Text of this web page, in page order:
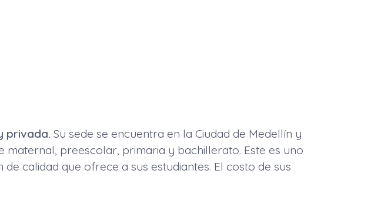
privada. Su sede se encuentra en la Ciudad de Medellín y
maternal, preescolar, primaria y bachillerato. Este es uno
calidad que ofrece a sus estudiantes. El costo de sus